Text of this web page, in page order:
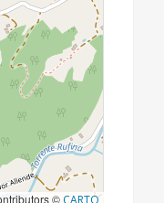
© CARTO